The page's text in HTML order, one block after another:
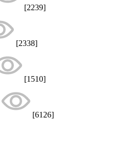
[2239]
[2338]
[1510]
[6126]